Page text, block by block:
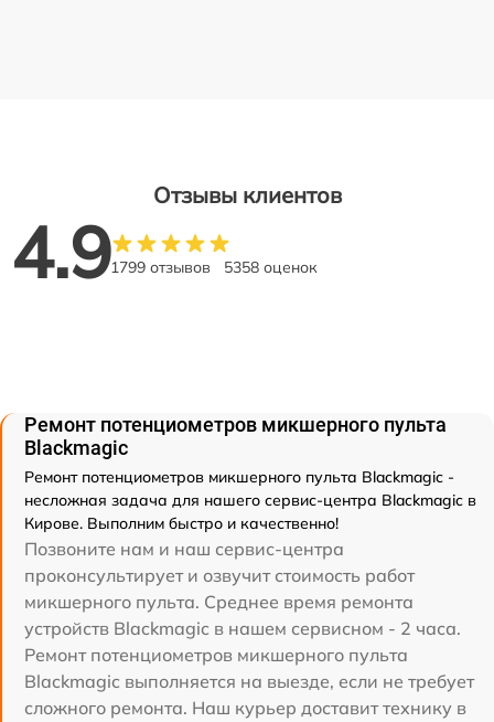
Отзывы клиентов
4.91799 отзывов 5358 оценок
Ремонт потенциометров микшерного пульта
Blackmagic
Ремонт потенциометров микшерного пульта Blackmagic -
несложная задача для нашего сервис-центра Blackmagic в
Кирове. Выполним быстро и качественно!
Позвоните нам и наш сервис-центра
проконсультирует и озвучит стоимость работ
микшерного пульта. Среднее время ремонта
устройств Blackmagic в нашем сервисном - 2 часа.
Ремонт потенциометров микшерного пульта
Blackmagic выполняется на выезде, если не требует
сложного ремонта. Наш курьер доставит технику в